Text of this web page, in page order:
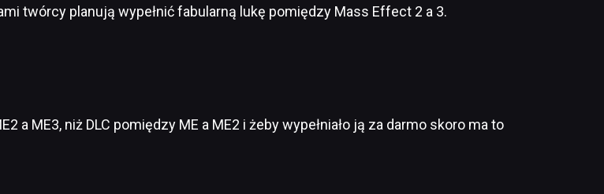
twórcy planują wypełnić fabularną lukę pomiędzy Mass Effect 2 a 3.
a ME3, niż DLC pomiędzy ME a ME2 i żeby wypełniało ją za darmo skoro ma to